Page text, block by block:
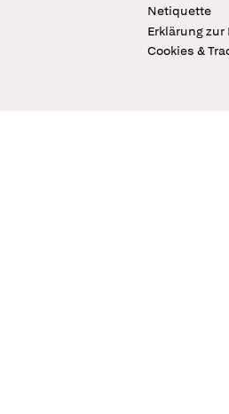
Netiquette
Erklärung
Cookies &